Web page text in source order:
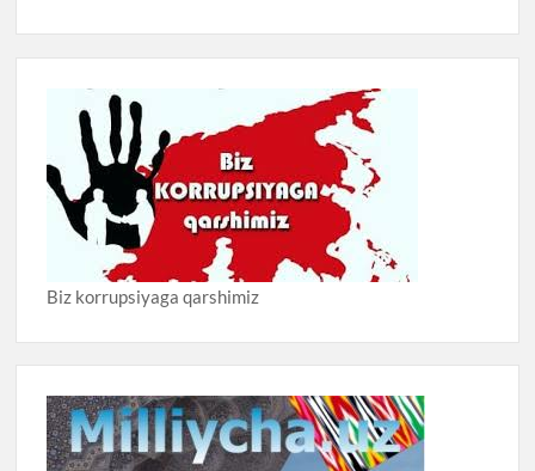
Biz korrupsiyaga qarshimiz